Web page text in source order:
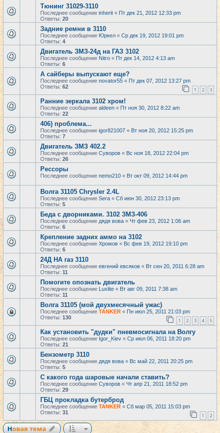
Тюнинг 31029-3110
Последнее сообщение inherit « Пт дек 21, 2012 12:33 pm
Ответы: 20
Задние ремни в 3110
Последнее сообщение Юркел « Ср дек 19, 2012 19:01 pm
Ответы: 4
Двигатель ЗМЗ-24д на ГАЗ 3102
Последнее сообщение Nitro « Пт дек 14, 2012 4:13 am
Ответы: 6
А сайберы выпускают еще?
Последнее сообщение novator55 « Пт дек 07, 2012 13:27 pm
Ответы: 62 1 2 3
Ранние зеркала 3102 хром!
Последнее сообщение aldeen « Пт ноя 30, 2012 8:22 am
Ответы: 22
406) проблема...
Последнее сообщение igor821007 « Вт ноя 20, 2012 15:25 pm
Ответы: 7
Двигатель ЗМЗ 402.2
Последнее сообщение Суворов « Вс ноя 18, 2012 22:04 pm
Ответы: 26
Рессоры
Последнее сообщение nemo210 « Вт окт 09, 2012 14:44 pm
Волга 31105 Chrysler 2.4L
Последнее сообщение Sera « Сб июн 30, 2012 23:13 pm
Ответы: 5
Беда с дворниками. 3102 ЗМЗ-406
Последнее сообщение дядя вова « Чт фев 23, 2012 1:06 am
Ответы: 6
Крепление задних аммо на 3102
Последнее сообщение Хромов « Вс фев 19, 2012 19:10 pm
Ответы: 6
24Д НА газ 3110
Последнее сообщение евгений евсяков « Вт сен 20, 2011 6:28 am
Ответы: 11
Помогите опознать двигатель
Последнее сообщение Luxlite « Вт авг 09, 2011 7:38 am
Ответы: 11
Волга 31105 (мой двухмесячный ужас)
Последнее сообщение TANKER « Пн июл 25, 2011 21:03 pm
Ответы: 130 1 2 3 4 5
Как установить "дудки" пневмосигнала на Волгу
Последнее сообщение Igor_Kiev « Ср июл 06, 2011 18:20 pm
Ответы: 21
Бензометр 3110
Последнее сообщение дядя вова « Вс май 22, 2011 20:25 pm
Ответы: 5
С какого года шаровые начали ставить?
Последнее сообщение Суворов « Чт апр 21, 2011 18:52 pm
Ответы: 29
ГБЦ прокладка бутерброд
Последнее сообщение TANKER « Сб мар 05, 2011 15:03 pm
Ответы: 31 1 2
Новая тема